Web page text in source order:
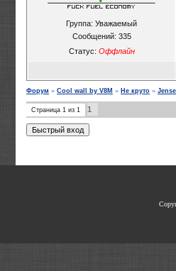
Группа: Уважаемый
Сообщений: 335
Статус: Оффлайн
Форум » Cool wall by V8M » Не круто »
Страница 1 из 1 1